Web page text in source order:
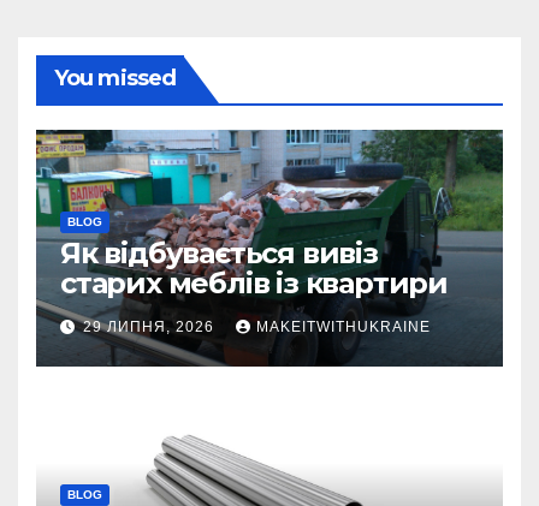
You missed
BLOG
Як відбувається вивіз
старих меблів із квартири
29 ЛИПНЯ, 2026 MAKEITWITHUKRAINE
BLOG